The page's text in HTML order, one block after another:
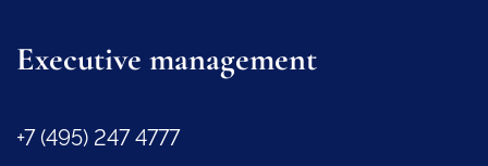
Executive management
+7 (495) 247 4777